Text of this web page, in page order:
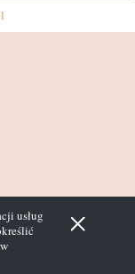
usług